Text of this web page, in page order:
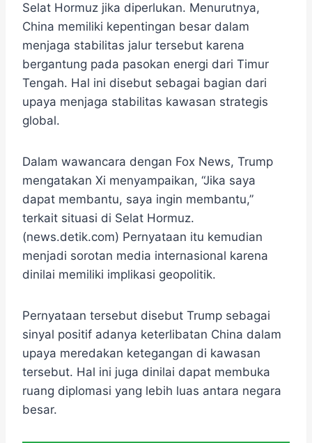
Selat Hormuz jika diperlukan. Menurutnya,
China memiliki kepentingan besar dalam
menjaga stabilitas jalur tersebut karena
bergantung pada pasokan energi dari Timur
Tengah. Hal ini disebut sebagai bagian dari
upaya menjaga stabilitas kawasan strategis
global.
Dalam wawancara dengan Fox News, Trump
mengatakan Xi menyampaikan, “Jika saya
dapat membantu, saya ingin membantu,”
terkait situasi di Selat Hormuz.
(news.detik.com) Pernyataan itu kemudian
menjadi sorotan media internasional karena
dinilai memiliki implikasi geopolitik.
Pernyataan tersebut disebut Trump sebagai
sinyal positif adanya keterlibatan China dalam
upaya meredakan ketegangan di kawasan
tersebut. Hal ini juga dinilai dapat membuka
ruang diplomasi yang lebih luas antara negara
besar.